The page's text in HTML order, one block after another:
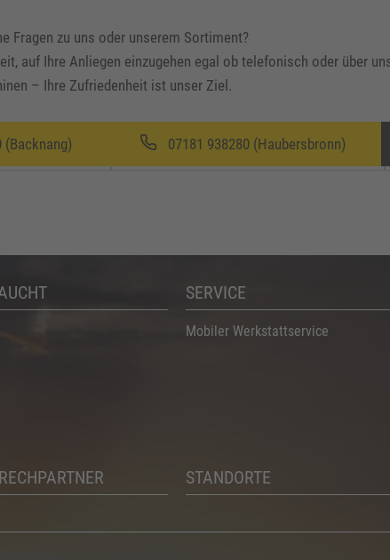
Fragen zu uns oder unserem Sortiment?
auf Ihre Anliegen einzugehen egal ob telefonisch oder über
– Ihre Zufriedenheit ist unser Ziel.
(Backnang) 07181 938280 (Haubersbronn)
SERVICE
Mobiler Werkstattservice
STANDORTE